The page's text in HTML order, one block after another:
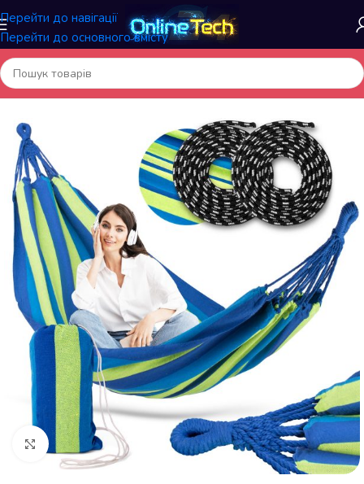
Перейти до навігації
Перейти до основного вмісту
Головна/Садові та вуличні товари/Садові гойдалки
Натисніть, щоб збільшити